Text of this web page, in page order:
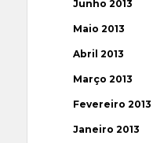
Junho 2013
Maio 2013
Abril 2013
Março 2013
Fevereiro 2013
Janeiro 2013